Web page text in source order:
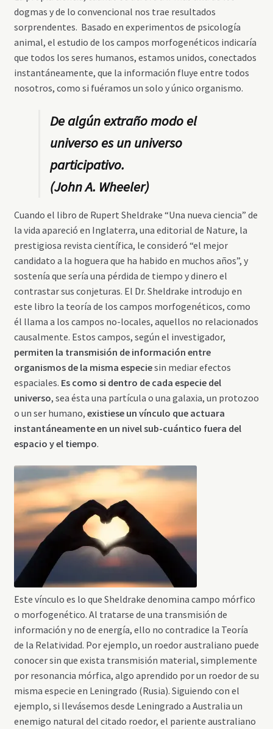
dogmas y de lo convencional nos trae resultados
sorprendentes. Basado en experimentos de psicología
animal, el estudio de los campos morfogenéticos indicaría
que todos los seres humanos, estamos unidos, conectados
instantáneamente, que la información fluye entre todos
nosotros, como si fuéramos un solo y único organismo.
De algún extraño modo el
universo es un universo
participativo.
(John A. Wheeler)
Cuando el libro de Rupert Sheldrake “Una nueva ciencia” de
la vida apareció en Inglaterra, una editorial de Nature, la
prestigiosa revista científica, le consideró “el mejor
candidato a la hoguera que ha habido en muchos años”, y
sostenía que sería una pérdida de tiempo y dinero el
contrastar sus conjeturas. El Dr. Sheldrake introdujo en
este libro la teoría de los campos morfogenéticos, como
él llama a los campos no-locales, aquellos no relacionados
causalmente. Estos campos, según el investigador,
permiten la transmisión de información entre
organismos de la misma especiesin mediar efectos
espaciales. Es como si dentro de cada especie del
universo, sea ésta una partícula o una galaxia, un protozoo
o un ser humano, existiese un vínculo que actuara
instantáneamente en un nivel sub-cuántico fuera del
espacio y el tiempo.
Este vínculo es lo que Sheldrake denomina campo mórfico
o morfogenético. Al tratarse de una transmisión de
información y no de energía, ello no contradice la Teoría
de la Relatividad. Por ejemplo, un roedor australiano puede
conocer sin que exista transmisión material, simplemente
por resonancia mórfica, algo aprendido por un roedor de su
misma especie en Leningrado (Rusia). Siguiendo con el
ejemplo, si llevásemos desde Leningrado a Australia un
enemigo natural del citado roedor, el pariente australiano